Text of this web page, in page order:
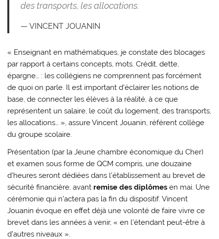
des transports, les allocations.
VINCENT JOUANIN
« Enseignant en mathématiques, je constate des blocages
par rapport à certains concepts, mots. Crédit, dette,
épargne… : les collégiens ne comprennent pas forcément
de quoi on parle. Il est important d’éclairer les notions de
base, de connecter les élèves à la réalité, à ce que
représentent un salaire, le coût du logement, des transports,
les allocations… », assure Vincent Jouanin, référent collège
du groupe scolaire.
Présentation (par la Jeune chambre économique du Cher)
et examen sous forme de QCM compris, une douzaine
d’heures seront dédiées dans l’établissement au brevet de
sécurité financière, avant remise des diplômes en mai. Une
cérémonie qui n’actera pas la fin du dispositif. Vincent
Jouanin évoque en effet déjà une volonté de faire vivre ce
brevet dans les années à venir, « en l’étendant peut-être à
d’autres niveaux ».